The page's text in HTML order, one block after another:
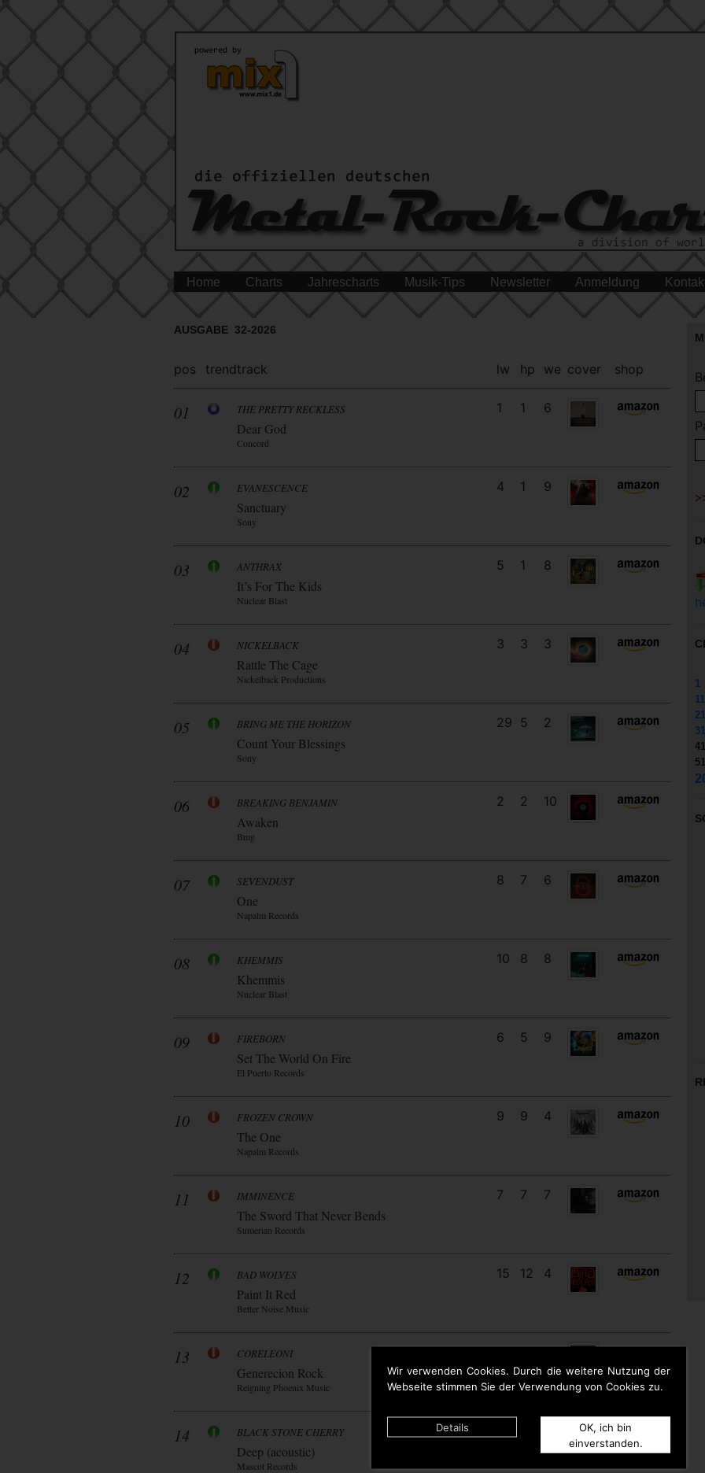
Wir verwenden Cookies. Durch die weitere Nutzung der
Webseite stimmen Sie der Verwendung von Cookies zu.
Details
OK, ich bin
einverstanden.
Home Charts Jahrescharts Musik-Tips Newsletter Anmeldung
AUSGABE 32-2026
pos trendtrack lw hp we cover shop
01 THE PRETTY RECKLESS
Dear God
Concord
1 1 6
02 EVANESCENCE
Sanctuary
Sony
4 1 9
03 ANTHRAX
It’s For The Kids
Nuclear Blast
5 1 8
04 NICKELBACK
Rattle The Cage
Nickelback Productions
3 3 3
05 BRING ME THE HORIZON
Count Your Blessings
Sony
29 5 2
06 BREAKING BENJAMIN
Awaken
Bmg
2 2 10
07 SEVENDUST
One
Napalm Records
8 7 6
08 KHEMMIS
Khemmis
Nuclear Blast
10 8 8
09 FIREBORN
Set The World On Fire
El Puerto Records
6 5 9
10 FROZEN CROWN
The One
Napalm Records
9 9 4
11 IMMINENCE
The Sword That Never Bends
Sumerian Records
7 7 7
12 BAD WOLVES
Paint It Red
Better Noise Music
15 12 4
13 CORELEONI
Generecion Rock
Reigning Phoenix Music
11 7 4
14 BLACK STONE CHERRY
Deep (acoustic)
Mascot Records
1
11
21
31
41
51